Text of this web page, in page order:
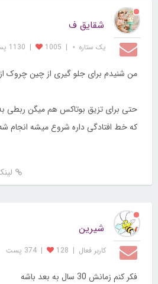
شقایق ف
یک ستاره ⋆ |
1005
| 1130 پست
من شنیدم برای جلو گیری از چین چروک
حتی برای تزیق بوتاکس هم میگن ربطی
که خط افتادگی داره شروع میشه انجام شه
شیرین
کاربر فعال |
128
| 374 پست
فکر کنم زمانش 30 سال به بعد باشه